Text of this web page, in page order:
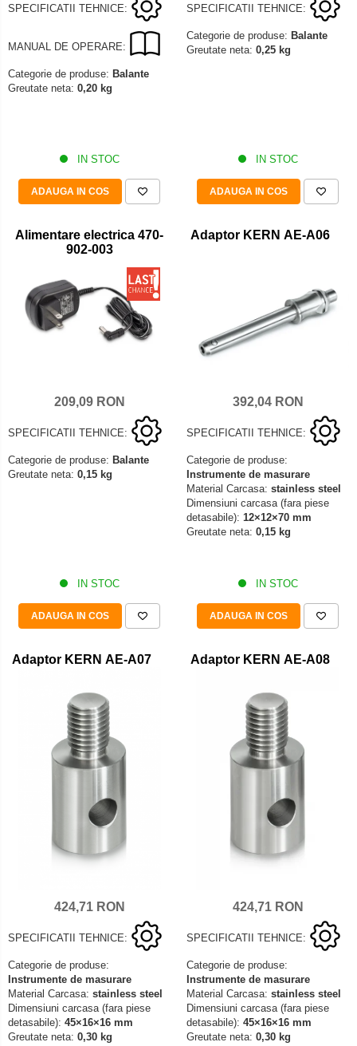
SPECIFICATII TEHNICE:
MANUAL DE OPERARE:
Categorie de produse: Balante
Greutate neta: 0,20 kg
IN STOC
ADAUGA IN COS
SPECIFICATII TEHNICE:
Categorie de produse: Balante
Greutate neta: 0,25 kg
IN STOC
ADAUGA IN COS
Alimentare electrica 470-
902-003
209,09 RON
SPECIFICATII TEHNICE:
Categorie de produse: Balante
Greutate neta: 0,15 kg
IN STOC
ADAUGA IN COS
Adaptor KERN AE-A06
392,04 RON
SPECIFICATII TEHNICE:
Categorie de produse:
Instrumente de masurare
Material Carcasa: stainless steel
Dimensiuni carcasa (fara piese
detasabile): 12×12×70 mm
Greutate neta: 0,15 kg
IN STOC
ADAUGA IN COS
Adaptor KERN AE-A07
424,71 RON
SPECIFICATII TEHNICE:
Categorie de produse:
Instrumente de masurare
Material Carcasa: stainless steel
Dimensiuni carcasa (fara piese
detasabile): 45×16×16 mm
Greutate neta: 0,30 kg
Adaptor KERN AE-A08
424,71 RON
SPECIFICATII TEHNICE:
Categorie de produse:
Instrumente de masurare
Material Carcasa: stainless steel
Dimensiuni carcasa (fara piese
detasabile): 45×16×16 mm
Greutate neta: 0,30 kg